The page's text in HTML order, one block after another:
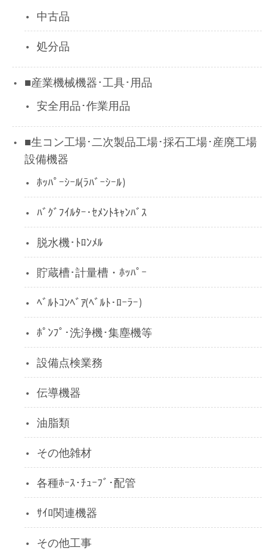
中古品
処分品
■産業機械機器･工具･用品
安全用品･作業用品
■生コン工場･二次製品工場･採石工場･産廃工場
設備機器
ﾎｯﾊﾟｰｼｰﾙ(ﾗﾊﾞｰｼｰﾙ)
ﾊﾞｸﾞﾌｲﾙﾀｰ･ｾﾒﾝﾄｷｬﾝﾊﾞｽ
脱水機･ﾄﾛﾝﾒﾙ
貯蔵槽･計量槽・ﾎｯﾊﾟｰ
ﾍﾞﾙﾄｺﾝﾍﾞｱ(ﾍﾞﾙﾄ･ﾛｰﾗｰ)
ﾎﾟﾝﾌﾟ･洗浄機･集塵機等
設備点検業務
伝導機器
油脂類
その他雑材
各種ﾎｰｽ･ﾁｭｰﾌﾞ･配管
ｻｲﾛ関連機器
その他工事